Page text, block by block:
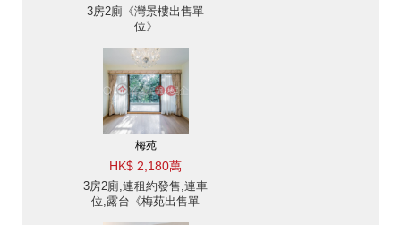
3房2廁《灣景樓出售單
位》
梅苑
HK$ 2,180萬
3房2廁,連租約發售,連車
位,露台《梅苑出售單